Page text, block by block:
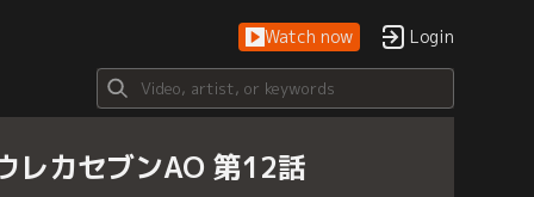
Watch now Login
レカセブンAO 第12話